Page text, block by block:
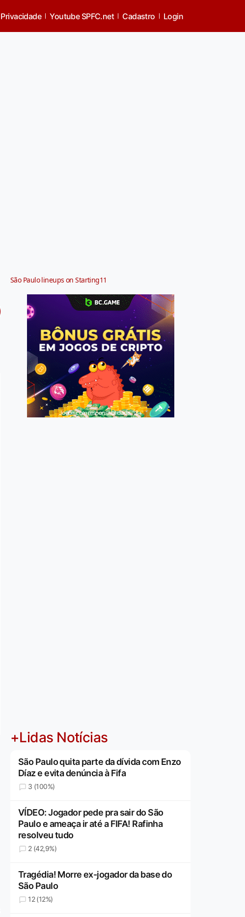
Privacidade Youtube SPFC.net Cadastro Login
São Paulo lineups on Starting11
Jogue com responsabilidade. 18+
+Lidas Notícias
São Paulo quita parte da dívida com Enzo
Díaz e evita denúncia à Fifa
3 (100%)
VÍDEO: Jogador pede pra sair do São
Paulo e ameaça ir até a FIFA! Rafinha
resolveu tudo
2 (42,9%)
Tragédia! Morre ex-jogador da base do
São Paulo
12 (12%)